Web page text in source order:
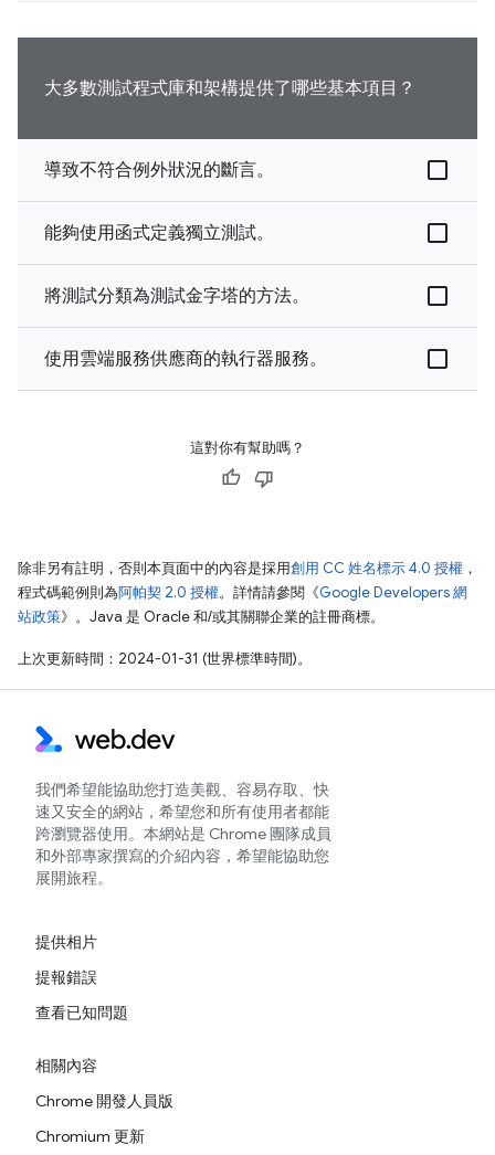
大多數測試程式庫和架構提供了哪些基本項目？
導致不符合例外狀況的斷言。
能夠使用函式定義獨立測試。
將測試分類為測試金字塔的方法。
使用雲端服務供應商的執行器服務。
這對你有幫助嗎？
除非另有註明，否則本頁面中的內容是採用創用 CC 姓名標示 4.0 授權 ，
程式碼範例則為阿帕契 2.0 授權。詳情請參閱《Google Developers 網
站政策》。Java 是 Oracle 和/或其關聯企業的註冊商標。
上次更新時間：2024-01-31 (世界標準時間)。
我們希望能協助您打造美觀、容易存取、快
速又安全的網站，希望您和所有使用者都能
跨瀏覽器使用。本網站是 Chrome 團隊成員
和外部專家撰寫的介紹內容，希望能協助您
展開旅程。
提供相片
提報錯誤
查看已知問題
相關內容
Chrome 開發人員版
Chromium 更新